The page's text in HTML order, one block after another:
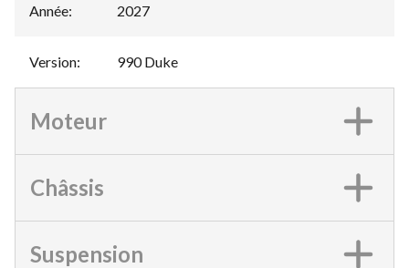
Année: 2027
Version: 990 Duke
Moteur
Châssis
Suspension